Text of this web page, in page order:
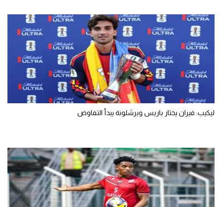
ليكيب: فيران يختار باريس وبرشلونة يبدأ التفاوض